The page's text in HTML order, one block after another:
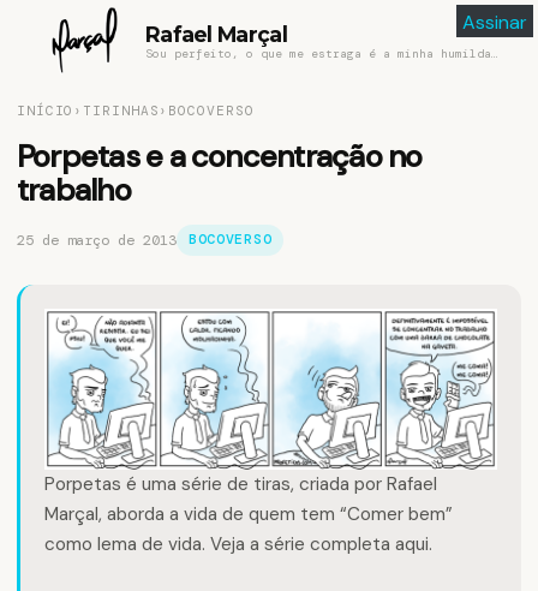
Rafael Marçal
INÍCIO › TIRINHAS › BOCOVERSO
Porpetas e a concentração no
trabalho
25 de março de 2013 BOCOVERSO
Porpetas é uma série de tiras, criada por Rafael
Marçal, aborda a vida de quem tem “Comer bem”
como lema de vida. Veja a série completa aqui.
Assinar
Assinar